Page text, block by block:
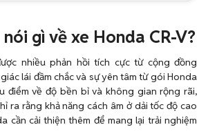
gì về xe Honda CR-V?
nhiều phản hồi tích cực từ cộng đồng
lái đầm chắc và sự yên tâm từ gói Honda
điểm về độ bền bỉ và không gian rộng rãi,
ra rằng khả năng cách âm ở dải tốc độ cao
cần cải thiện thêm để mang lại trải nghiệm